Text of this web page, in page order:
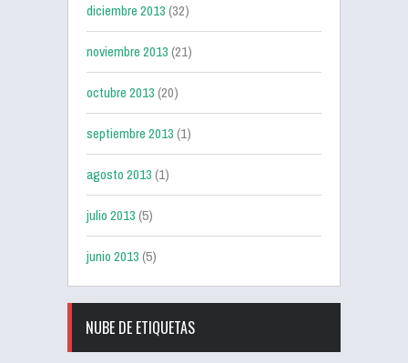
diciembre 2013(32)
noviembre 2013(21)
octubre 2013(20)
septiembre 2013(1)
agosto 2013(1)
julio 2013(5)
junio 2013(5)
NUBE DE ETIQUETAS